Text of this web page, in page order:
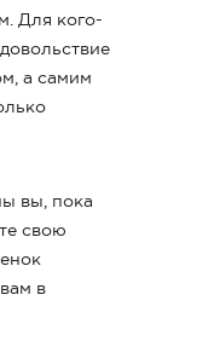
Для кого-
а самим
вы, пока
свою
в